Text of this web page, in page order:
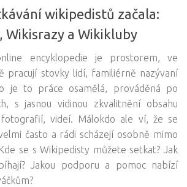
wikipedistů začala:
Wikisrazy a Wikikluby
encyklopedie je prostorem, ve
pracují stovky lidí, familiérně nazývaní
je to práce osamělá, prováděná po
s jasnou vidinou zkvalitnění obsahu
videí. Málokdo ale ví, že se
často a rádi scházejí osobně mimo
se s Wikipedisty můžete setkat? Jak
Jakou podporu a pomoc nabízí